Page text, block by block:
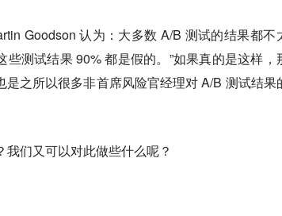
Goodson 认为：大多数 A/B 测试的结果都不
些测试结果 90% 都是假的。”如果真的是这样，
之所以很多非首席风险官经理对 A/B 测试结果
们又可以对此做些什么呢？